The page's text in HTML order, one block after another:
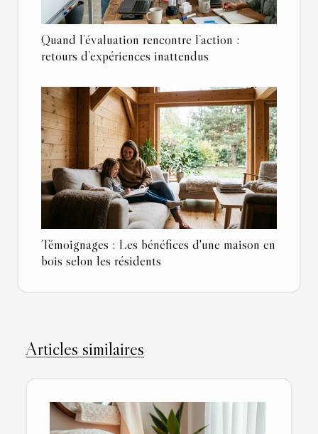
Quand l’évaluation rencontre l’action :
retours d’expériences inattendus
Témoignages : Les bénéfices d'une maison en
bois selon les résidents
Articles similaires